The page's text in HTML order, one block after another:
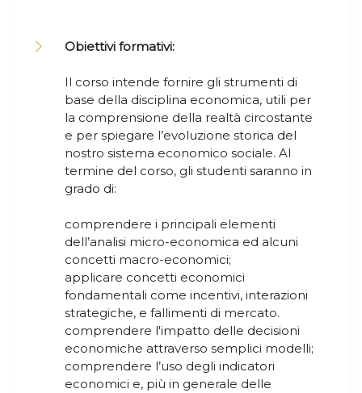
Obiettivi formativi:
Il corso intende fornire gli strumenti di
base della disciplina economica, utili per
la comprensione della realtà circostante
e per spiegare l’evoluzione storica del
nostro sistema economico sociale. Al
termine del corso, gli studenti saranno in
grado di:
comprendere i principali elementi
dell’analisi micro-economica ed alcuni
concetti macro-economici;
applicare concetti economici
fondamentali come incentivi, interazioni
strategiche, e fallimenti di mercato.
comprendere l'impatto delle decisioni
economiche attraverso semplici modelli;
comprendere l’uso degli indicatori
economici e, più in generale delle